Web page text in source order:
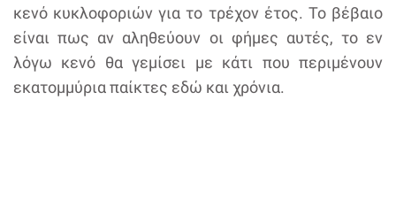
κενό κυκλοφοριών για το τρέχον έτος. Το βέβαιο
είναι πως αν αληθεύουν οι φήμες αυτές, το εν
λόγω κενό θα γεμίσει με κάτι που περιμένουν
εκατομμύρια παίκτες εδώ και χρόνια.